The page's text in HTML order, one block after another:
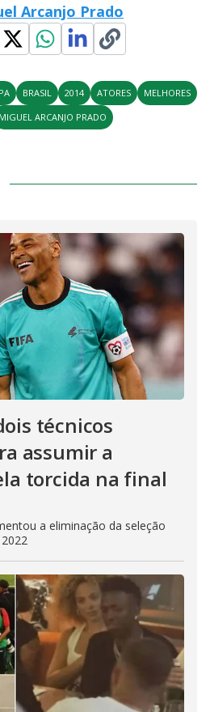
Arcanjo Prado
BRASIL 2014 ATORES
MELHORES
MIGUEL ARCANJO PRADO
técnicos
assumir a
torcida na final
a eliminação da seleção